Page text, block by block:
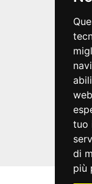
web
tuo
di
più